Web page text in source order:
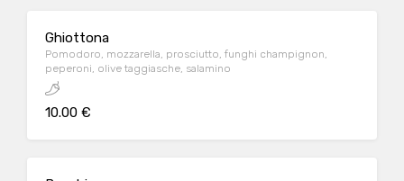
Ghiottona
Pomodoro, mozzarella, prosciutto, funghi champignon,
peperoni, olive taggiasche, salamino
10.00 €